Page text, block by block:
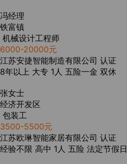
冯经理
铁富镇
机械设计工程师
6000-20000元
江苏安捷智能制造有限公司 认证
8年以上 大专 1人 五险一金 双休
张女士
经济开发区
包装工
3500-5500元
江苏欧琳智能家居有限公司 认证
经验不限 高中 1人 五险 法定节假日